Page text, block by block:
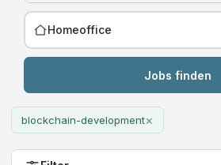
Homeoffice
Jobs finden
blockchain-development×